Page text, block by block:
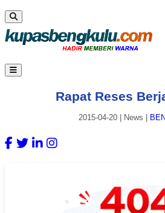
Rapat Reses
2015-04-20| News